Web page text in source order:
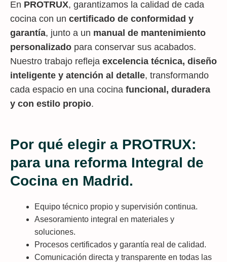
En PROTRUX, garantizamos la calidad de cada
cocina con un certificado de conformidad y
garantía, junto a un manual de mantenimiento
personalizado para conservar sus acabados.
Nuestro trabajo refleja excelencia técnica, diseño
inteligente y atención al detalle, transformando
cada espacio en una cocina funcional, duradera
y con estilo propio.
Por qué elegir a PROTRUX:
para una reforma Integral de
Cocina en Madrid.
Equipo técnico propio y supervisión continua.
Asesoramiento integral en materiales y
soluciones.
Procesos certificados y garantía real de calidad.
Comunicación directa y transparente en todas las